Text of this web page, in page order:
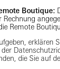
Boutique:
Remote
erklären
die Sie auf